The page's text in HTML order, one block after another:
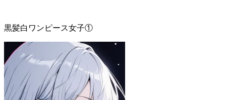
黒髪白ワンピース女子①